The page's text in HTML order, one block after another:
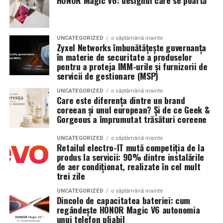
Acces mai bun la foliculii ovarieni la puncție
Reducerea contaminării cu lichidul toxic din
endometriom
Îmbunătățirea mediului folicular
Argumente împotriva chistectomiei preoperatorii:
Chistectomia reduce rezerva ovariană — risc real,
mai ales pentru endometrioame bilaterale sau
recurente
Beneficiul asupra ratelor de sarcină la FIV nu este
demonstrat consistent în studii
Decizia se ia individualizat
ginecologul chirurg și specialistul FIV, luând în
considerare: dimensiunea endometriomului, rezerva
ovariană curentă, istoricul de operații ovariene
Sistem de stocare: 52 kWh baterii LiFePO4
Dimensiune container transport:3 × 2,5
metri
Lungime panouri desfășurate:
liniari
Conectică: priză 220 V monofazic, priză
380 V trifazic, priză încărcare auto electric
Climatizare:aer condiționat integrat pentru
menținerea bateriilor la temperatură optimă
Mobilitate:
pe teren accidentat
UNCATEGORIZED o săptămână inainte
Zyxel Networks îmbunătățește guvernanța
în materie de securitate a produselor
pentru a proteja IMM-urile și furnizorii de
servicii de gestionare (MSP)
UNCATEGORIZED o săptămână inainte
Care este diferența dintre un brand
coreean și unul european? Și de ce Geek &
Gorgeous a împrumutat trăsături coreene
UNCATEGORIZED o săptămână inainte
Retailul electro-IT mută competiția de la
produs la servicii: 90% dintre instalările
de aer condiționat, realizate în cel mult
trei zile
UNCATEGORIZED o săptămână inainte
Dincolo de capacitatea bateriei: cum
regândește HONOR Magic V6 autonomia
unui telefon pliabil